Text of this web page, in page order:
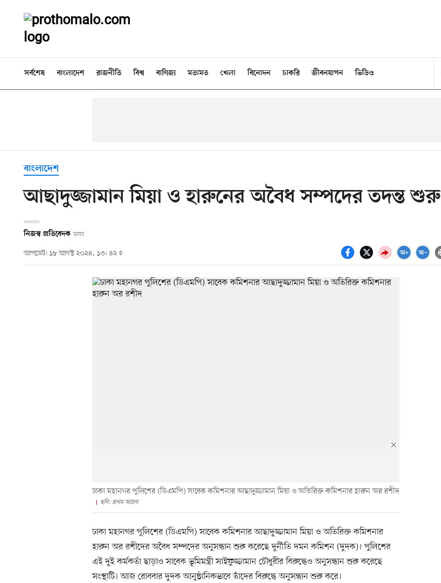
সর্বশেষ বাংলাদেশ রাজনীতি বিশ্ব বাণিজ্য মতামত খেলা বিনোদন চাকরি জীবনযাপন ভিডিও
বাংলাদেশ
আছাদুজ্জামান মিয়া ও হারুনের অবৈধ সম্পদের তদন্ত শুরু
নিজস্ব প্রতিবেদক ঢাকা
আপডেট: ১৮ আগস্ট ২০২৪, ১৩: ৪২
ঢাকা মহানগর পুলিশের (ডিএমপি) সাবেক কমিশনার আছাদুজ্জামান মিয়া ও অতিরিক্ত কমিশনার হারুন অর রশীদ
ছবি: প্রথম আলো
ঢাকা মহানগর পুলিশের (ডিএমপি) সাবেক কমিশনার আছাদুজ্জামান মিয়া ও অতিরিক্ত কমিশনার
হারুন অর রশীদের অবৈধ সম্পদের অনুসন্ধান শুরু করেছে দুর্নীতি দমন কমিশন (দুদক)। পুলিশের
এই দুই কর্মকর্তা ছাড়াও সাবেক ভূমিমন্ত্রী সাইফুজ্জামান চৌধুরীর বিরুদ্ধেও অনুসন্ধান শুরু করেছে
সংস্থাটি। আজ রোববার দুদক আনুষ্ঠানিকভাবে তাঁদের বিরুদ্ধে অনুসন্ধান শুরু করে।